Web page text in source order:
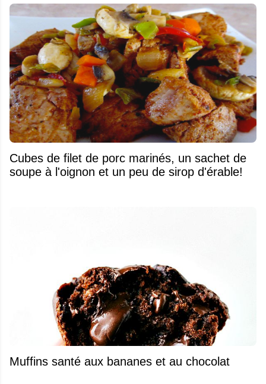
Cubes de filet de porc marinés, un sachet de
soupe à l'oignon et un peu de sirop d'érable!
Muffins santé aux bananes et au chocolat